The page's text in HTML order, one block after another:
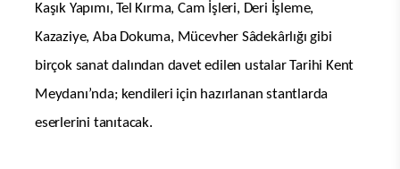
Kaşık Yapımı, Tel Kırma, Cam İşleri, Deri İşleme,
Kazaziye, Aba Dokuma, Mücevher Sâdekârlığı gibi
birçok sanat dalından davet edilen ustalar Tarihi Kent
Meydanı’nda; kendileri için hazırlanan stantlarda
eserlerini tanıtacak.